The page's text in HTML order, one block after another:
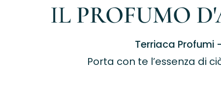
IL PROFUMO
Terriaca Profumi
Porta con te l’essenza di